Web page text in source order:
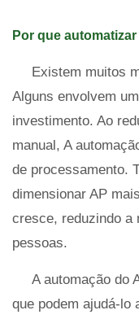
Por que
Existem muitos
Alguns envolvem
investimento. Ao
manual, A
de processamento.
dimensionar AP
cresce, reduzindo a
pessoas.
A automação do
que podem ajudá-lo